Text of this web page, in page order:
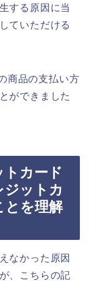
する原因に当
ていただける
商品の支払い方
ができました
カード
ジットカ
とを理解
なかった原因
、こちらの記